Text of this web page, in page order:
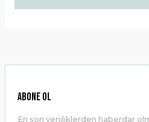
Ürün resmi kalitesiz, bozuk veya
ABONE OL
En son yeniliklerden haberdar